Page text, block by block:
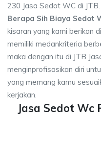
230 Jasa Sedot WC di JTB.
Berapa Sih Biaya Sedot
kisaran yang kami berikan
memiliki medankriteria
maka dengan itu di JTB
menginprofisasikan diri
yang memang kamu
kerjakan.
Jasa Sedot Wc